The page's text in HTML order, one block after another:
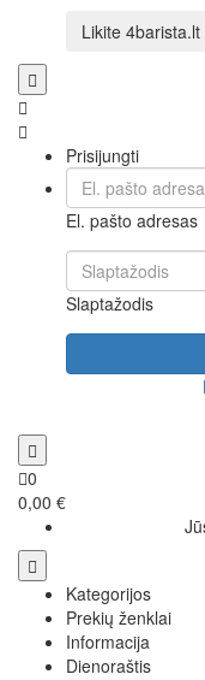
Likite 4barista.lt
Prisijungti
El. pašto adresas
Slaptažodis
0
0,00 €
Kategorijos
Prekių ženklai
Informacija
Dienoraštis